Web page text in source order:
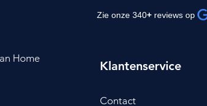
Home
Zie onze 340+ reviews op
Klantenservice
Contact